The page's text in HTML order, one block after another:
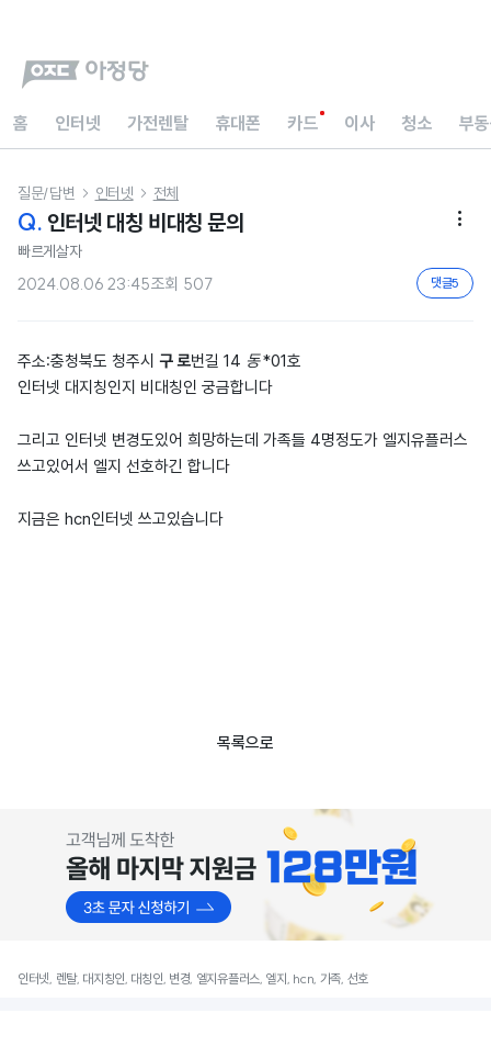
홈 인터넷 가전렌탈 휴대폰 카드 이사 청소 부
질문/답변  인터넷  전체
Q. 인터넷 대칭 비대칭 문의 
빠르게살자
2024.08.06 23:45조회 507 댓글5
주소:충청북도 청주시 구 로번길 14 동*01호
인터넷 대지칭인지 비대칭인 궁금합니다
그리고 인터넷 변경도있어 희망하는데 가족들 4명정도가 엘지유플러스
쓰고있어서 엘지 선호하긴 합니다
지금은 hcn인터넷 쓰고있습니다
목록으로
인터넷, 렌탈, 대지칭인, 대칭인, 변경, 엘지유플러스, 엘지, hcn, 가족, 선호